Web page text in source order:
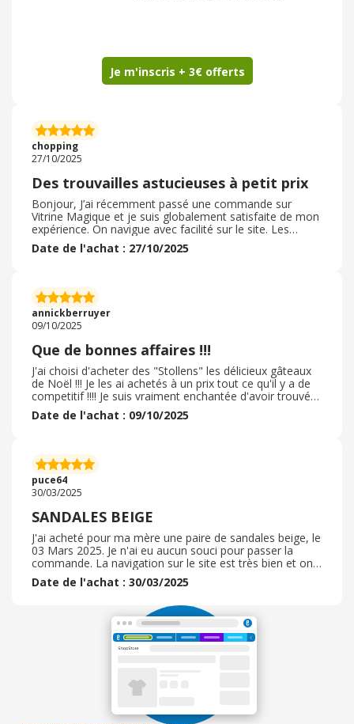
Je m'inscris + 3€ offerts
chopping
27/10/2025
Des trouvailles astucieuses à petit prix
Bonjour, J’ai récemment passé une commande sur
Vitrine Magique et je suis globalement satisfaite de mon
expérience. On navigue avec facilité sur le site. Les
produits proposés sont originaux et souvent
introuvables ailleurs. Concernant la livraison, l'envoi a été
pour les petits gadgets pratiques et les idées déco
malignes ! Je recommande pour tous ceux qui aiment les
trouvailles astucieuses à prix raisonnables.
Date de l'achat : 27/10/2025
annickberruyer
09/10/2025
Que de bonnes affaires !!!
J'ai choisi d'acheter des "Stollens" les délicieux gâteaux
de Noël !!! Je les ai achetés à un prix tout ce qu'il y a de
competitif !!!! Je suis vraiment enchantée d'avoir trouvé
ces délicieux gâteaux chez Vitrine magique !!! Je suis
toujours sûre de pouvoir faire de très bonnes affaires, et
cuisine, mais aussi dans plusieurs autres "domaines" et
également plein d'idées cadeaux pour les fêtes de Noël
!!!
Date de l'achat : 09/10/2025
puce64
30/03/2025
SANDALES BEIGE
J'ai acheté pour ma mère une paire de sandales beige, le
03 Mars 2025. Je n'ai eu aucun souci pour passer la
commande. La navigation sur le site est très bien et on
trouve très facilement les articles que l'on recherche. Je
bénéficiais d'un code de réduction par le biais d'une offre
99 euros. Le délai de livraison a été respecté et le colis
très bien emballé. Je suis très satisfaite de mon achat.
Ma mère les trouve très confortables, très légères
comme des chaussons et à la bonne pointure. Je
Date de l'achat : 30/03/2025